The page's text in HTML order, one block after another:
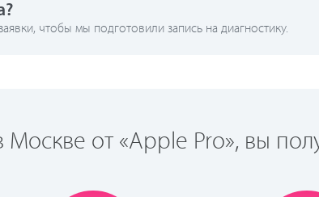
чтобы мы подготовили запись на диагностику.
от «Apple Pro», вы